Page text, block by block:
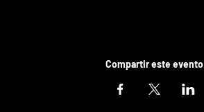
Compartir este evento